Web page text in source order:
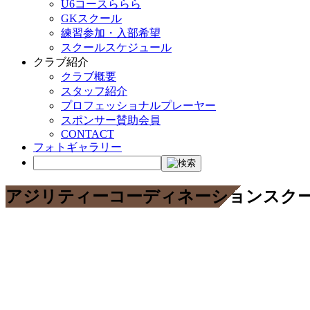
U6コースららら
GKスクール
練習参加・入部希望
スクールスケジュール
クラブ紹介
クラブ概要
スタッフ紹介
プロフェッショナルプレーヤー
スポンサー賛助会員
CONTACT
フォトギャラリー
アジリティーコーディネーションスク